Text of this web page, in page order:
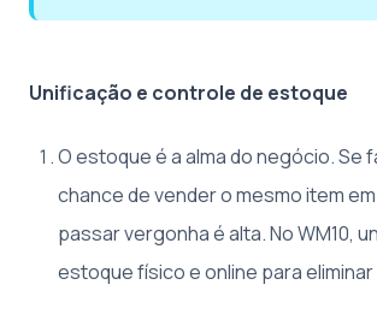
Unificação e controle de estoque
O estoque é a alma do negócio. Se
chance de vender o mesmo item
passar vergonha é alta. No WM10,
estoque físico e online para